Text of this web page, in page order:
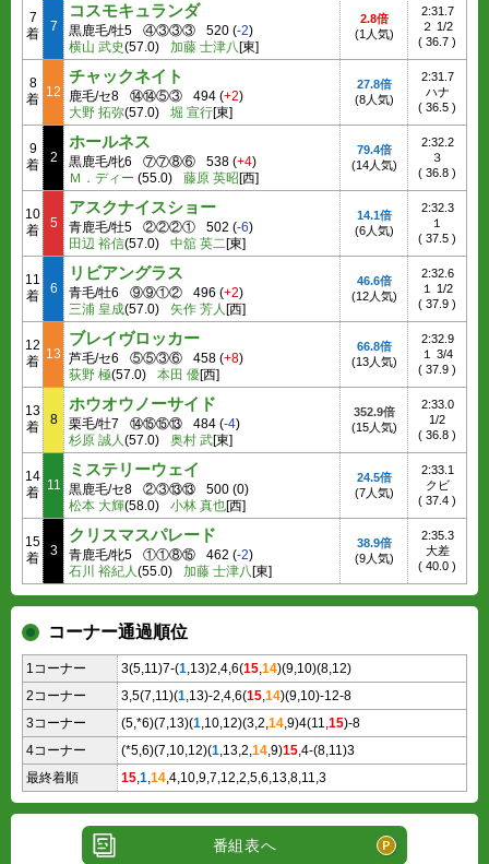
7
着
7
コスモキュランダ
黒鹿毛/牡5 ④③③③ 520 (-2)
横山 武史(57.0) 加藤 士津八[東]
2.8倍
(1人気)
2:31.7
２ 1/2
( 36.7 )
8
着 12
チャックネイト
鹿毛/セ8 ⑭⑭⑤③ 494 (+2)
大野 拓弥(57.0) 堀 宣行[東]
27.8倍
(8人気)
2:31.7
ハナ
( 36.5 )
9
着
2
ホールネス
黒鹿毛/牝6 ⑦⑦⑧⑥ 538 (+4)
Ｍ．ディー (55.0) 藤原 英昭[西]
79.4倍
(14人気)
2:32.2
３
( 36.8 )
10
着
5
アスクナイスショー
青鹿毛/牡5 ②②②① 502 (-6)
田辺 裕信(57.0) 中舘 英二[東]
14.1倍
(6人気)
2:32.3
１
( 37.5 )
11
着
6
リビアングラス
青毛/牡6 ⑨⑨①② 496 (+2)
三浦 皇成(57.0) 矢作 芳人 [西]
46.6倍
(12人気)
2:32.6
１ 1/2
( 37.9 )
12
着 13
ブレイヴロッカー
芦毛/セ6 ⑤⑤③⑥ 458 (+8)
荻野 極(57.0) 本田 優[西]
66.8倍
(13人気)
2:32.9
１ 3/4
( 37.9 )
13
着
8
ホウオウノーサイド
栗毛/牡7 ⑭⑮⑮⑬ 484 (-4)
杉原 誠人(57.0) 奥村 武[東]
352.9倍
(15人気)
2:33.0
1/2
( 36.8 )
14
着 11
ミステリーウェイ
黒鹿毛/セ8 ②③⑬⑬ 500 (0)
松本 大輝(58.0) 小林 真也[西]
24.5倍
(7人気)
2:33.1
クビ
( 37.4 )
15
着
3
クリスマスパレード
青鹿毛/牝5 ①①⑧⑮ 462 (-2)
石川 裕紀人(55.0) 加藤 士津八[東]
38.9倍
(9人気)
2:35.3
大差
( 40.0 )
コーナー通過順位
1コーナー 3(5,11)7-(1,13)2,4,6(15,14)(9,10)(8,12)
2コーナー
3,5(7,11)(1,13)-2,4,6(15,14)(9,10)-12-8
3コーナー
(5,*6)(7,13)(1,10,12)(3,2,14,9)4(11,15)-8
4コーナー
(*5,6)(7,10,12)(1,13,2,14,9)15,4-(8,11)3
最終着順
15,1,14,4,10,9,7,12,2,5,6,13,8,11,3
番組表へ